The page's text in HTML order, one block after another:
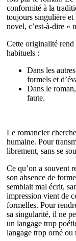
conformité à la
toujours singulière et
novel, c’est-à-dire «
Cette originalité
habituels :
Dans les
formels et
Dans le
faute.
Le romancier
humaine. Pour
librement, sans se
Ce qu’on a souvent
son absence de
semblait mal écrit,
impression vient de
formelles. Pour
sa singularité, il ne
un langage trop
langage trop orné ou